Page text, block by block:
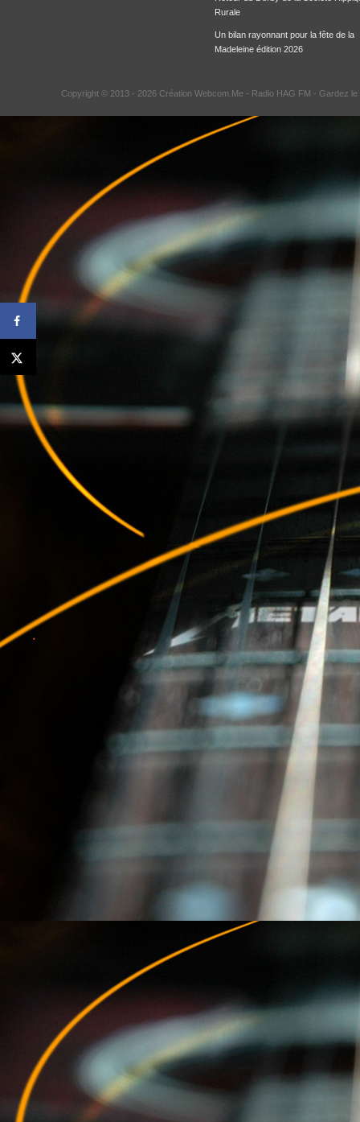
Rurale
Un bilan rayonnant pour la fête de la
Madeleine édition 2026
Copyright © 2013 - 2026 Création Webcom.Me - Radio HAG FM - Gardez le